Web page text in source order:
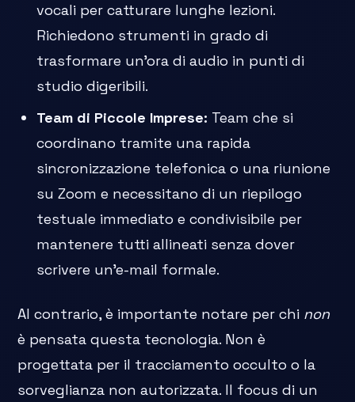
vocali per catturare lunghe lezioni.
Richiedono strumenti in grado di
trasformare un'ora di audio in punti di
studio digeribili.
Team di Piccole Imprese: Team che si
coordinano tramite una rapida
sincronizzazione telefonica o una riunione
su Zoom e necessitano di un riepilogo
testuale immediato e condivisibile per
mantenere tutti allineati senza dover
scrivere un'e-mail formale.
Al contrario, è importante notare per chi non
è pensata questa tecnologia. Non è
progettata per il tracciamento occulto o la
sorveglianza non autorizzata. Il focus di un